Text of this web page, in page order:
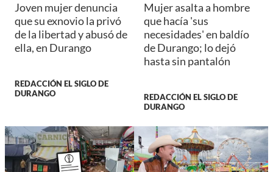
Joven mujer denuncia
que su exnovio la privó
de la libertad y abusó de
ella, en Durango
REDACCIÓN EL SIGLO DE
DURANGO
Mujer asalta a hombre
que hacía 'sus
necesidades' en baldío
de Durango; lo dejó
hasta sin pantalón
REDACCIÓN EL SIGLO DE
DURANGO